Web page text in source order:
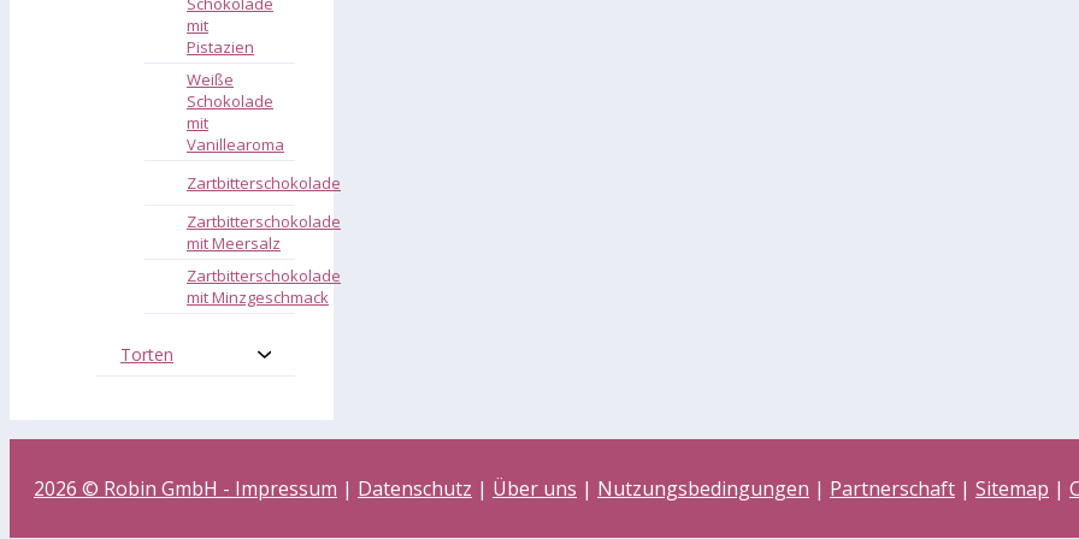
mit
Pistazien
Weiße
Schokolade
mit
Vanillearoma
Zartbitterschokolade
Zartbitterschokolade
mit Meersalz
Zartbitterschokolade
mit Minzgeschmack
Torten
2026 © Robin GmbH - Impressum | Datenschutz | Über uns | Nutzungsbedingungen | Partnerschaft | Sitemap |